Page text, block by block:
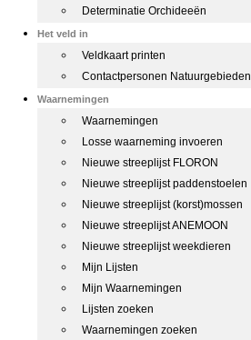
Determinatie Orchideeën
Het veld in
Veldkaart printen
Contactpersonen Natuurgebieden
Waarnemingen
Waarnemingen
Losse waarneming invoeren
Nieuwe streeplijst FLORON
Nieuwe streeplijst paddenstoelen
Nieuwe streeplijst (korst)mossen
Nieuwe streeplijst ANEMOON
Nieuwe streeplijst weekdieren
Mijn Lijsten
Mijn Waarnemingen
Lijsten zoeken
Waarnemingen zoeken